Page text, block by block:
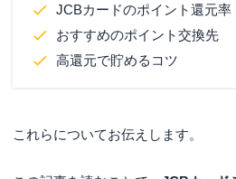
JCBカードのポイント還元率
おすすめのポイント交換先
高還元で貯めるコツ
これらについてお伝えします。